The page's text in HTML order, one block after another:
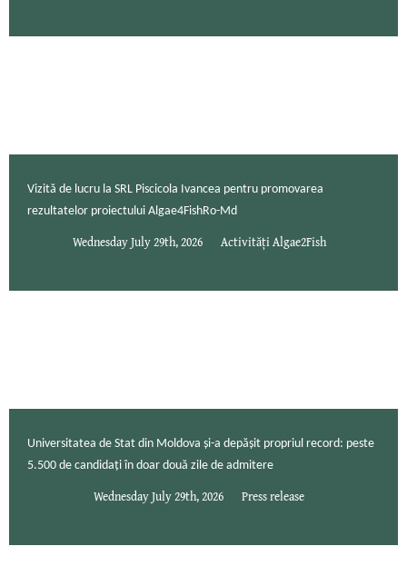
Vizită de lucru la SRL Piscicola Ivancea pentru promovarea
rezultatelor proiectului Algae4FishRo-Md
Wednesday July 29th, 2026 Activități Algae2Fish
Universitatea de Stat din Moldova și-a depășit propriul record: peste
5.500 de candidați în doar două zile de admitere
Wednesday July 29th, 2026 Press release